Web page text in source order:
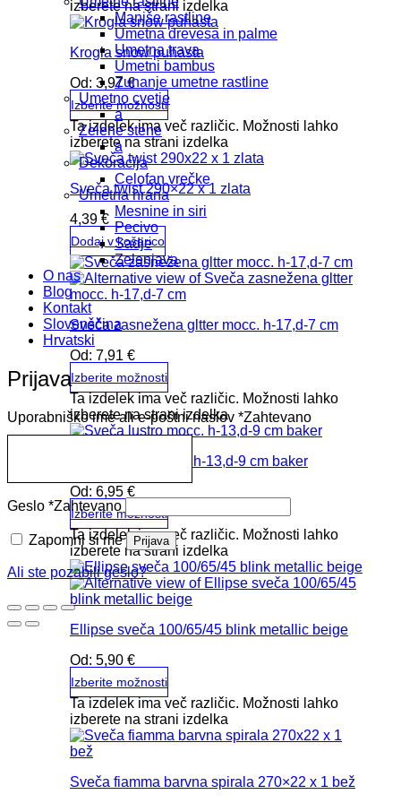
izberete na strani izdelka
Krogla snow puhasta
Od: 3,97€
Izberite možnosti
Ta izdelek ima več različic. Možnosti lahko
izberete na strani izdelka
Sveča twist 290×22 x 1 zlata
4,39€
Dodaj v košarico
Sveča zasnežena gltter mocc. h-17,d-7 cm
Od: 7,91 €
Izberite možnosti
Ta izdelek ima več različic. Možnosti lahko
izberete na strani izdelka
Sveča lustro mocc. h-13,d-9 cm baker
Od: 6,95 €
Izberite možnosti
Ta izdelek ima več različic. Možnosti lahko
izberete na strani izdelka
Ellipse sveča 100/65/45 blink metallic beige
Od: 5,90 €
Izberite možnosti
Ta izdelek ima več različic. Možnosti lahko
izberete na strani izdelka
Sveča fiamma barvna spirala 270×22 x 1 bež
Manjše rastline
Umetna drevesa in palme
Umetna trava
Umetni bambus
Zunanje umetne rastline
Umetno cvetje
a
Zelene stene
a
Dekoracija
Celofan vrečke
Umetna hrana
Mesnine in siri
Pecivo
Sadje
Zelenjava
O nas
Blog
Kontakt
Slovenščina
Hrvatski
Prijava
Uporabniško ime ali e-poštni naslov *Zahtevano
Geslo *Zahtevano
Zapomni si me Prijava
Ali ste pozabili geslo?